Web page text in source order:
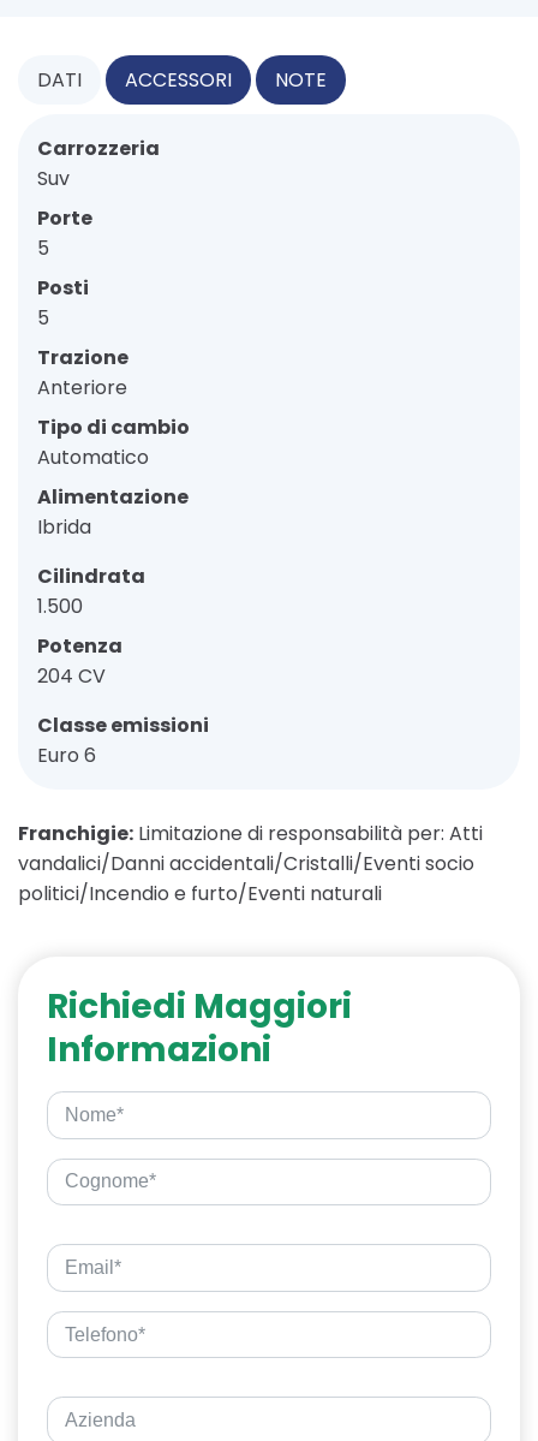
DATI ACCESSORI NOTE
Carrozzeria
Suv
Porte
5
Posti
5
Trazione
Anteriore
Tipo di cambio
Automatico
Alimentazione
Ibrida
Cilindrata
1.500
Potenza
204 CV
Classe emissioni
Euro 6
Franchigie: Limitazione di responsabilità per: Atti
vandalici/Danni accidentali/Cristalli/Eventi socio
politici/Incendio e furto/Eventi naturali
Richiedi Maggiori
Informazioni